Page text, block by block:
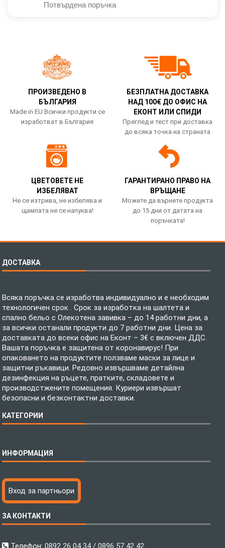
Потвърдена поръчка
ПРОИЗВЕДЕНО В
БЪЛГАРИЯ
Made in EU Всички продукти се
изработват в България
БЕЗПЛАТНА ДОСТАВКА
НАД 100€ ДО ОФИС НА
ЕКОНТ ИЛИ СПИДИ
Преглед и тест при доставка
до всяка точка на страната
ЦВЕТОВЕТЕ НЕ
ИЗБЕЛЯВАТ
Не се изтрива, не избелява и
щампата не се напуква!
ГАРАНТИРАНО ПРАВО НА
ВРЪЩАНЕ
Можете да върнете продукта
до 15 дни от датата на
поръчката!
ДОСТАВКА
Всяка поръчка се изработва индивидуално и е необходим
технологичен срок . Срок за изработка на шалтета и
спално бельо с Олекотена завивка – до 14 работни дни, а
за всички останали продукти до 7 работни дни. Цена за
доставката до всеки офис на Еконт – 3€ с включен ДДС.
Вашата поръчка е защитена от коронавирус! При
опаковането на продуктите ползваме маски за лице и
защитни ръкавици. Редовно извършваме детайлна
дезинфекция на ръцете, пратките, складовете и
производстжените помещения. Куриери извършат
безопасни и безконтактни доставки.
КАТЕГОРИИ
Бебешки спални комплекти
Тениски с пълноцветен печат
Хавлиени кърпи
Пончо за водни спортове
Микрофибърни Велурени Кърпи
ИНФОРМАЦИЯ
Технология на печатане
Файлове за печат
Как да поръчам?
С какво сме различни?
Вход за партньори
ЗА КОНТАКТИ
Телефон:0892 26 04 34 / 0896 57 42 42